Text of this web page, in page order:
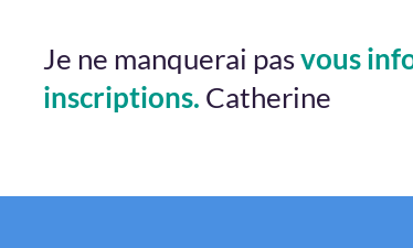
Je ne manquerai pasvous
inscriptions. Catherine